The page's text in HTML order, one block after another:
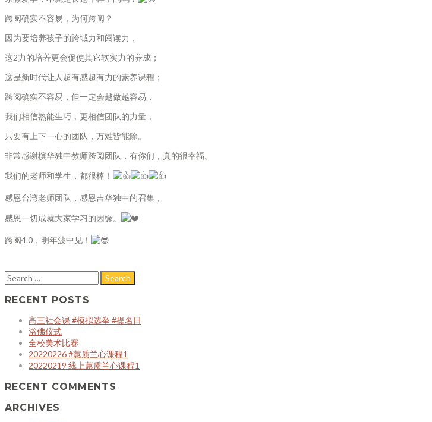
跨阅确实不容易，为何跨阅？
因为要培养孩子的跨域力和阅读力，
这2力的培养更会促使其它软实力的养成；
这是新时代让人超有感超有力的素养课程；
跨阅确实不容易，但一定会越做越容易，
我们相信熟能生巧，更相信团队的力量，
只要有上下一心的团队，万难皆能除。
非常感谢槟华独中教师跨阅团队，有你们，真的很幸福。
我们的老师和学生，都很棒！
感恩台湾老师团队，感恩吉华独中的召集，
感恩一切成就大家学习的因缘。
跨阅4.0，明年波中见！
RECENT POSTS
高三社会课 #模拟选举 #提名日
浴佛仪式
全校美术比赛
20220226 #蕙质兰心课程1
20220219 线上蕙质兰心课程1
RECENT COMMENTS
ARCHIVES